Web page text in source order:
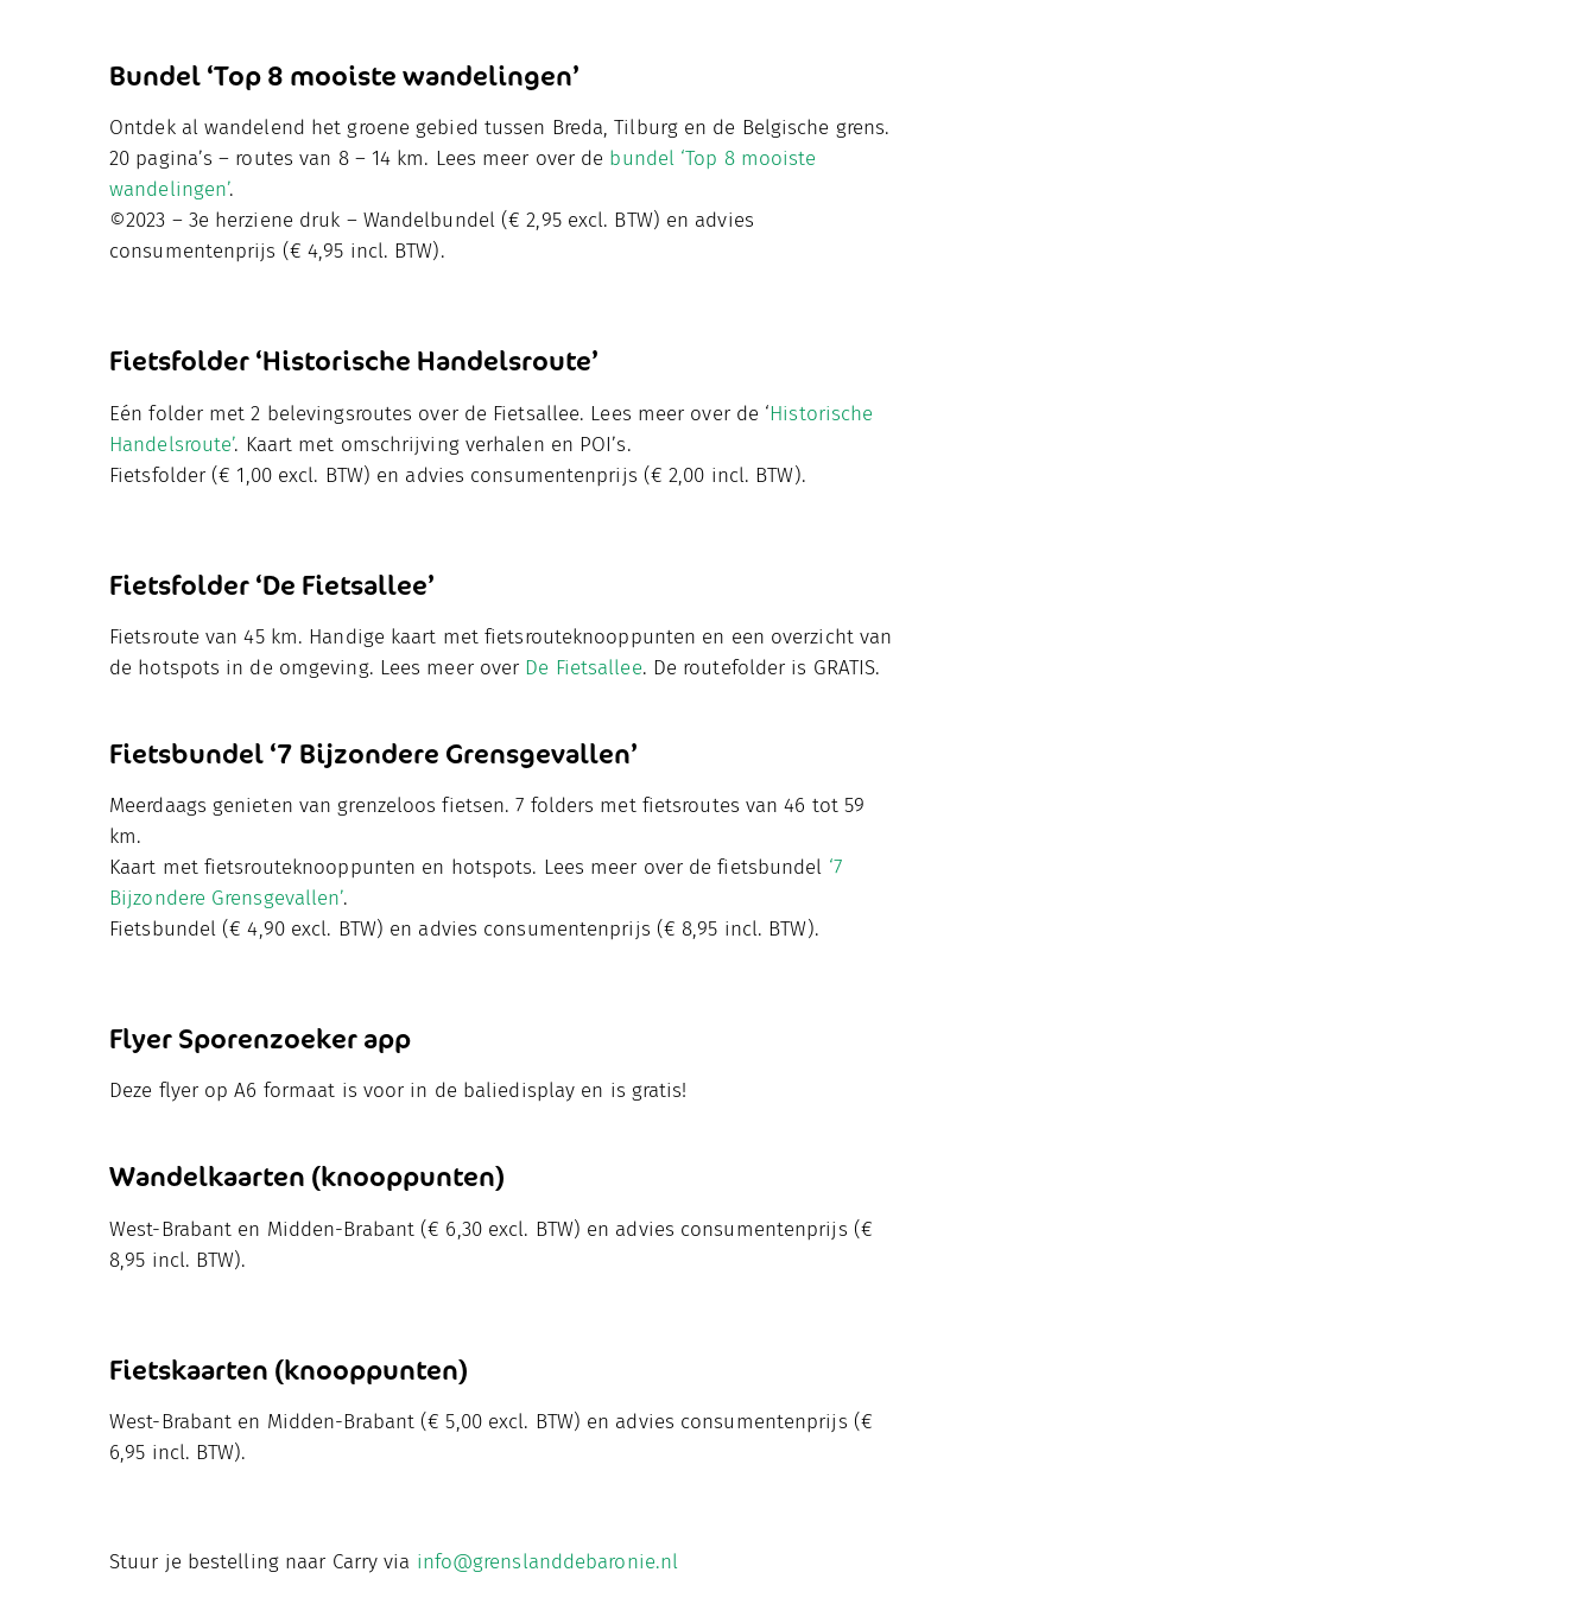
Bundel ‘Top 8 mooiste wandelingen’
Ontdek al wandelend het groene gebied tussen Breda, Tilburg en de Belgische grens.
20 pagina’s – routes van 8 – 14 km. Lees meer over de bundel ‘Top 8 mooiste
wandelingen’.
©2023 – 3e herziene druk – Wandelbundel (€ 2,95 excl. BTW) en advies
consumentenprijs (€ 4,95 incl. BTW).
Fietsfolder ‘Historische Handelsroute’
Eén folder met 2 belevingsroutes over de Fietsallee. Lees meer over de ‘Historische
Handelsroute’. Kaart met omschrijving verhalen en POI’s.
Fietsfolder (€ 1,00 excl. BTW) en advies consumentenprijs (€ 2,00 incl. BTW).
Fietsfolder ‘De Fietsallee’
Fietsroute van 45 km. Handige kaart met fietsrouteknooppunten en een overzicht van
de hotspots in de omgeving. Lees meer over De Fietsallee. De routefolder is GRATIS.
Fietsbundel ‘7 Bijzondere Grensgevallen’
Meerdaags genieten van grenzeloos fietsen. 7 folders met fietsroutes van 46 tot 59
km.
Kaart met fietsrouteknooppunten en hotspots. Lees meer over de fietsbundel ‘7
Bijzondere Grensgevallen’.
Fietsbundel (€ 4,90 excl. BTW) en advies consumentenprijs (€ 8,95 incl. BTW).
Flyer Sporenzoeker app
Deze flyer op A6 formaat is voor in de baliedisplay en is gratis!
Wandelkaarten (knooppunten)
West-Brabant en Midden-Brabant (€ 6,30 excl. BTW) en advies consumentenprijs (€
8,95 incl. BTW).
Fietskaarten (knooppunten)
West-Brabant en Midden-Brabant (€ 5,00 excl. BTW) en advies consumentenprijs (€
6,95 incl. BTW).
Stuur je bestelling naar Carry via info@grenslanddebaronie.nl